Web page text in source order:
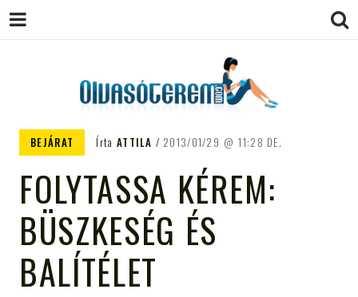
OLVASÓTEREM.COM – AZ
EGÉSZSÉGES OLVASÁS
TÁMOGATÓJA
BEJÁRAT Írta ATTILA 2013/01/29 11:28 DE.
FOLYTASSA KÉREM:
BÜSZKESÉG ÉS
BALÍTÉLET